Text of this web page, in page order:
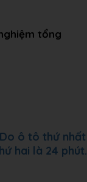
tổng
ô tô thứ nhất
hai là 24 phút.